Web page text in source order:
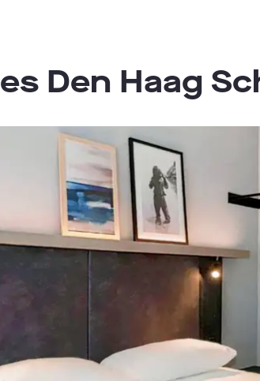
Den Haag